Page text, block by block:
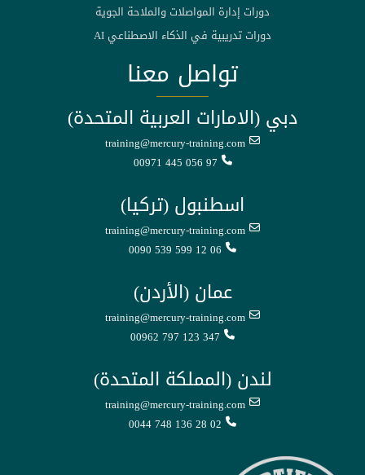
دورات إدارة المواصلات والملاحة الجوية
دورات تدريبية في الذكاء الاصطناعي AI
تواصل معنا
دبي (الامارات العربية المتحدة)
training@mercury-training.com
00971 445 056 97
اسطنبول (تركيا)
training@mercury-training.com
0090 539 599 12 06
عمان (الأردن)
training@mercury-training.com
00962 797 123 347
لندن (المملكة المتحدة)
training@mercury-training.com
0044 748 136 28 02